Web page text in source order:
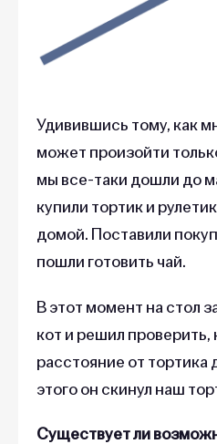
Удивившись тому, как
может произойти
мы все-таки дошли до
купили тортик и
домой. Поставили
пошли готовить чай.
В этот момент на стол
кот и решил проверить,
расстояние от тортика
этого он скинул наш
Существует ли